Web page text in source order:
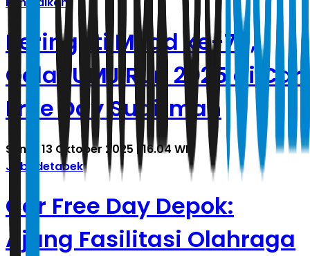
Peringati Milad ke-70,
Gelar UMJ Run 2025 di Car
Free Day Sudirman
Senin, 13 Oktober 2025 | 16.04 WIB
Jabodetabek
Car Free Day Depok:
Ajang Fasilitasi Olahraga